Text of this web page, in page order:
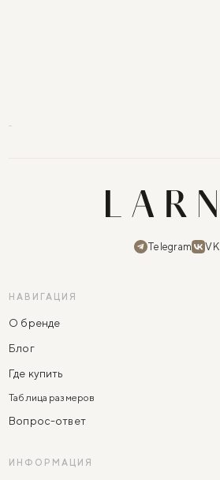
Telegram VK
НАВИГАЦИЯ
О бренде
Блог
Где купить
Таблица размеров
Вопрос-ответ
ИНФОРМАЦИЯ